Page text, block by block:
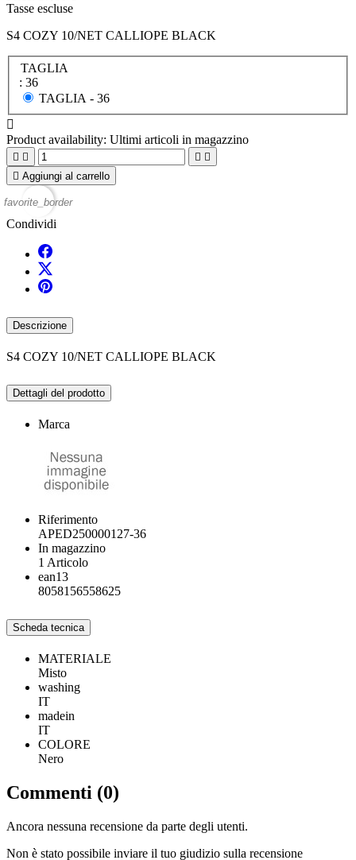
Tasse escluse
S4 COZY 10/NET CALLIOPE BLACK
TAGLIA
: 36
TAGLIA - 36

Product availability: Ultimi articoli in magazzino
   
 Aggiungi al carrello
favorite_border
Condividi
Descrizione
S4 COZY 10/NET CALLIOPE BLACK
Dettagli del prodotto
Marca
Riferimento
APED250000127-36
In magazzino
1 Articolo
ean13
8058156558625
Scheda tecnica
MATERIALE
Misto
washing
IT
madein
IT
COLORE
Nero
Commenti (0)
Ancora nessuna recensione da parte degli utenti.
Non è stato possibile inviare il tuo giudizio sulla recensione